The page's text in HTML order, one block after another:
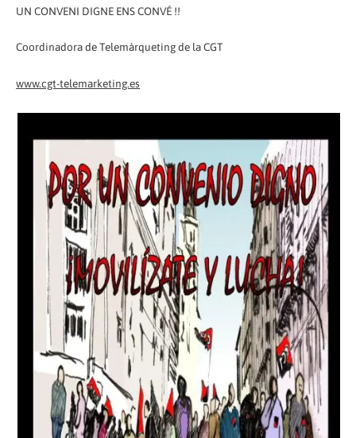
UN CONVENI DIGNE ENS CONVÉ !!
Coordinadora de Telemàrqueting de la CGT
www.cgt-telemarketing.es